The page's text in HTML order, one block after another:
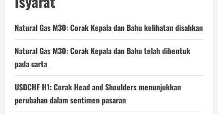
Natural Gas M30: Corak Kepala dan Bahu kelihatan disahkan
Natural Gas M30: Corak Kepala dan Bahu telah dibentuk
pada carta
USDCHF H1: Corak Head and Shoulders menunjukkan
perubahan dalam sentimen pasaran